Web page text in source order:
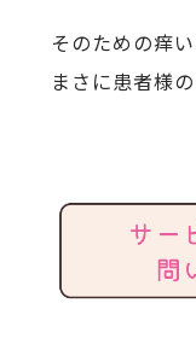
そのための痒
まさに患者様